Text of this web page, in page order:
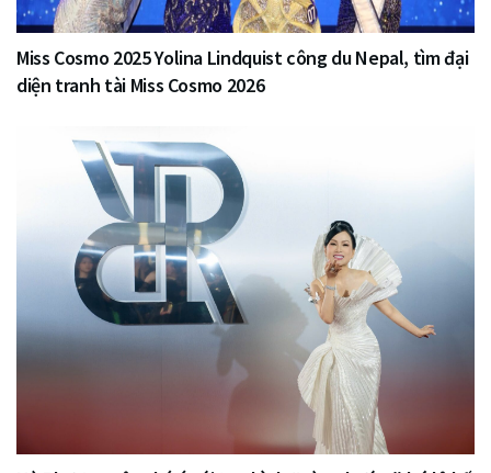
Miss Cosmo 2025 Yolina Lindquist công du Nepal, tìm đại
diện tranh tài Miss Cosmo 2026